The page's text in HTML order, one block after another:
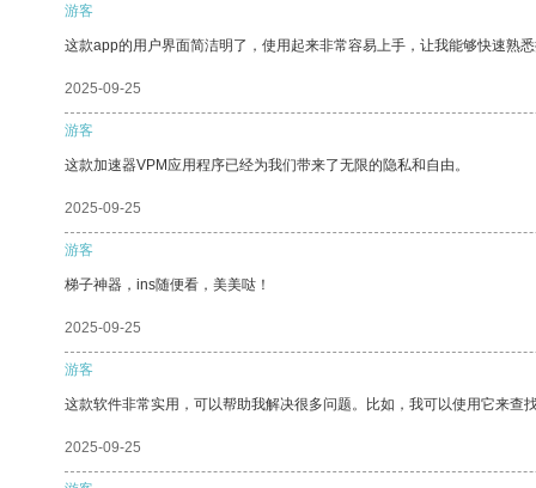
游客
这款app的用户界面简洁明了，使用起来非常容易上手，让我能够快速熟
2025-09-25
游客
这款加速器VPM应用程序已经为我们带来了无限的隐私和自由。
2025-09-25
游客
梯子神器，ins随便看，美美哒！
2025-09-25
游客
这款软件非常实用，可以帮助我解决很多问题。比如，我可以使用它来查
2025-09-25